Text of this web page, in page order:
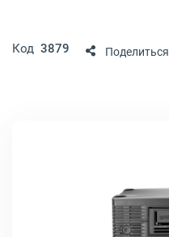
Код 3879 Поделиться